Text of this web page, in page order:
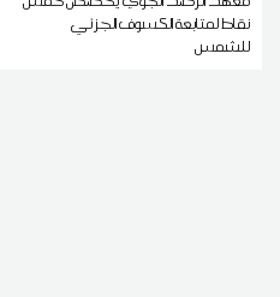
نقاط لمتابعة الكسوف الجزئي
للشمس